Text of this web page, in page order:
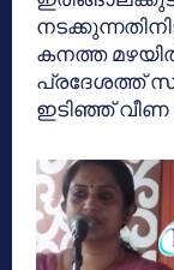
കനത്ത
പ്രദേശത്ത്
ഇടിഞ്ഞ്